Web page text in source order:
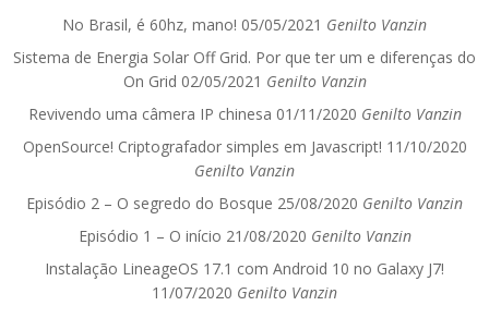
No Brasil, é 60hz, mano! 05/05/2021 Genilto Vanzin
Sistema de Energia Solar Off Grid. Por que ter um e diferenças do
On Grid 02/05/2021 Genilto Vanzin
Revivendo uma câmera IP chinesa 01/11/2020 Genilto Vanzin
OpenSource! Criptografador simples em Javascript! 11/10/2020
Genilto Vanzin
Episódio 2 – O segredo do Bosque 25/08/2020 Genilto Vanzin
Episódio 1 – O início 21/08/2020 Genilto Vanzin
Instalação LineageOS 17.1 com Android 10 no Galaxy J7!
11/07/2020 Genilto Vanzin